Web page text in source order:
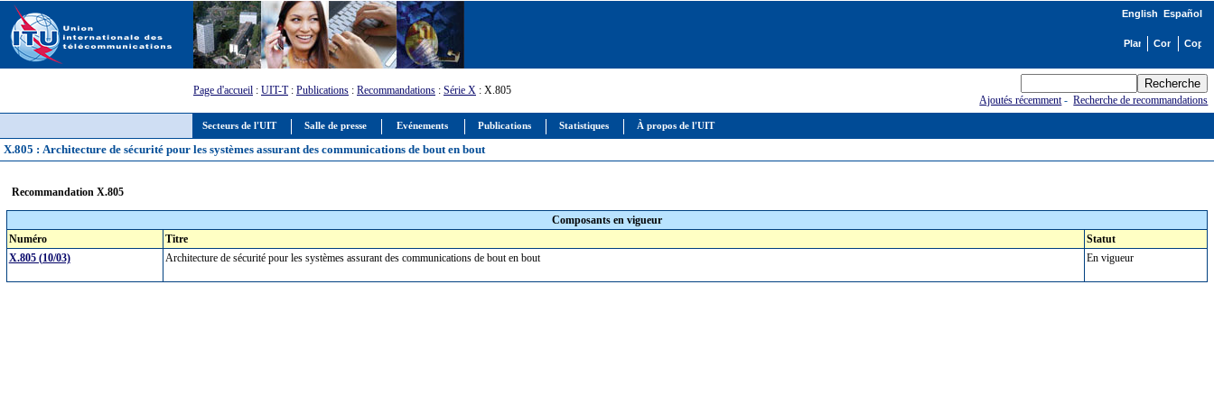
Secteurs de l'UIT Salle de presse Evénements Publications Statistiques À propos de l'UIT
English Español
Page d'accueil : UIT-T: Publications : Recommandations : Série X : X.805
Ajoutés récemment-Recherche de recommandations
X.805 : Architecture de sécurité pour les systèmes assurant des communications de bout en bout
Recommandation X.805
Composants en vigueur
Numéro
Titre
Statut
X.805 (10/03)
Architecture de sécurité pour les systèmes assurant des communications de bout en bout En vigueur